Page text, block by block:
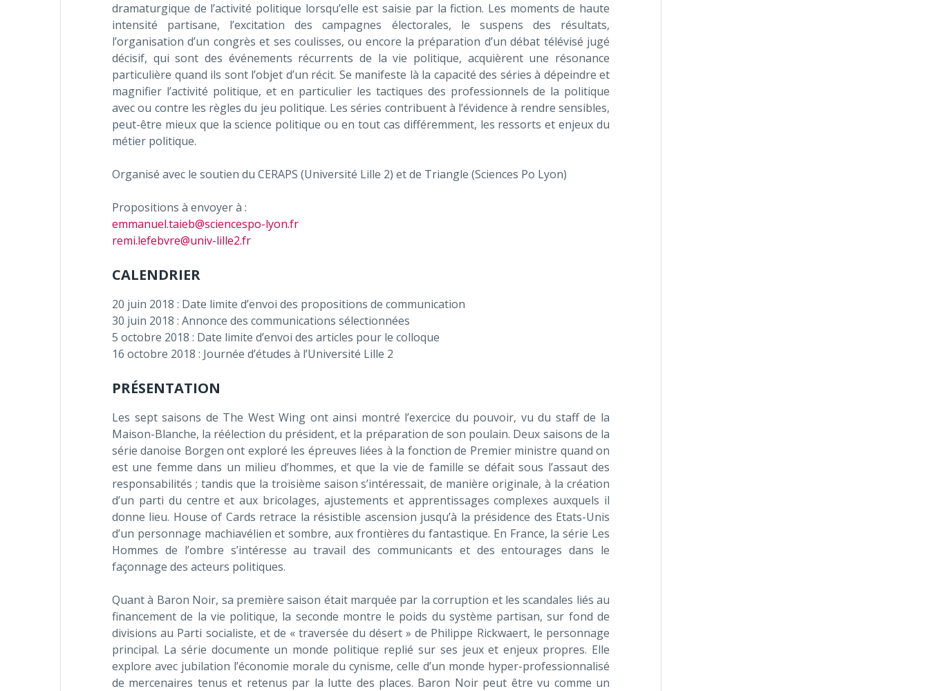
dramaturgique de l’activité politique lorsqu’elle est saisie par la fiction. Les moments de haute
intensité partisane, l’excitation des campagnes électorales, le suspens des résultats,
l’organisation d’un congrès et ses coulisses, ou encore la préparation d’un débat télévisé jugé
décisif, qui sont des événements récurrents de la vie politique, acquièrent une résonance
particulière quand ils sont l’objet d’un récit. Se manifeste là la capacité des séries à dépeindre et
magnifier l’activité politique, et en particulier les tactiques des professionnels de la politique
avec ou contre les règles du jeu politique. Les séries contribuent à l’évidence à rendre sensibles,
peut-être mieux que la science politique ou en tout cas différemment, les ressorts et enjeux du
métier politique.
Organisé avec le soutien du CERAPS (Université Lille 2) et de Triangle (Sciences Po Lyon)
Propositions à envoyer à :
emmanuel.taieb@sciencespo-lyon.fr
remi.lefebvre@univ-lille2.fr
CALENDRIER
20 juin 2018 : Date limite d’envoi des propositions de communication
30 juin 2018 : Annonce des communications sélectionnées
5 octobre 2018 : Date limite d’envoi des articles pour le colloque
16 octobre 2018 : Journée d’études à l’Université Lille 2
PRÉSENTATION
Les sept saisons de The West Wing ont ainsi montré l’exercice du pouvoir, vu du staff de la
Maison-Blanche, la réélection du président, et la préparation de son poulain. Deux saisons de la
série danoise Borgen ont exploré les épreuves liées à la fonction de Premier ministre quand on
est une femme dans un milieu d’hommes, et que la vie de famille se défait sous l’assaut des
responsabilités ; tandis que la troisième saison s’intéressait, de manière originale, à la création
d’un parti du centre et aux bricolages, ajustements et apprentissages complexes auxquels il
donne lieu. House of Cards retrace la résistible ascension jusqu’à la présidence des Etats-Unis
d’un personnage machiavélien et sombre, aux frontières du fantastique. En France, la série Les
Hommes de l’ombre s’intéresse au travail des communicants et des entourages dans le
façonnage des acteurs politiques.
Quant à Baron Noir, sa première saison était marquée par la corruption et les scandales liés au
financement de la vie politique, la seconde montre le poids du système partisan, sur fond de
divisions au Parti socialiste, et de « traversée du désert » de Philippe Rickwaert, le personnage
principal. La série documente un monde politique replié sur ses jeux et enjeux propres. Elle
explore avec jubilation l’économie morale du cynisme, celle d’un monde hyper-professionnalisé
de mercenaires tenus et retenus par la lutte des places. Baron Noir peut être vu comme un